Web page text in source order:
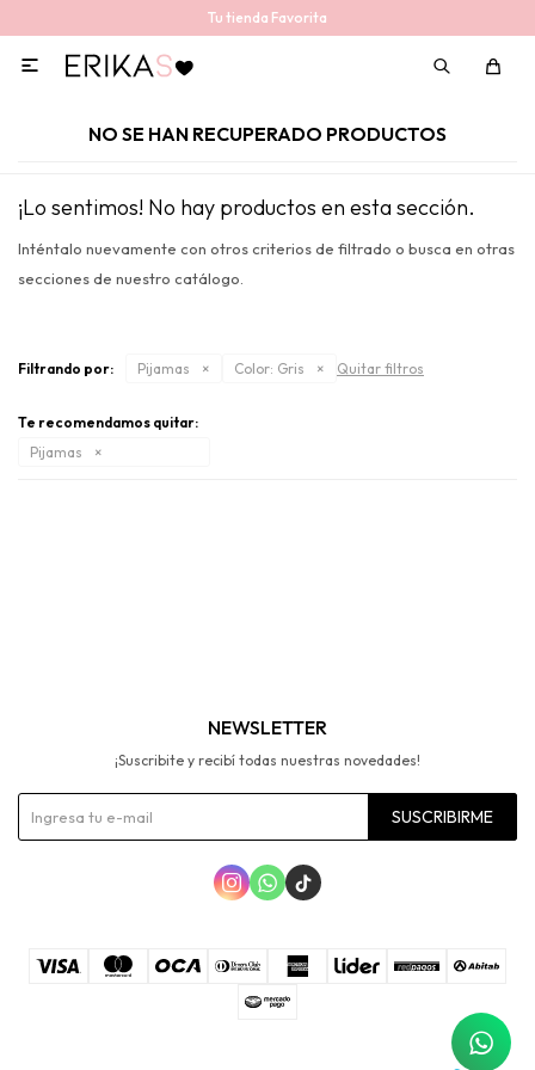
Tu tienda Favorita

NO SE HAN RECUPERADO PRODUCTOS
¡Lo sentimos! No hay productos en esta sección.
Inténtalo nuevamente con otros criterios de filtrado o busca en otras
secciones de nuestro catálogo.
Filtrando por: Pijamas Color: Gris Quitar filtros
Te recomendamos quitar:
Pijamas
NEWSLETTER
¡Suscribite y recibí todas nuestras novedades!
SUSCRIBIRME
  